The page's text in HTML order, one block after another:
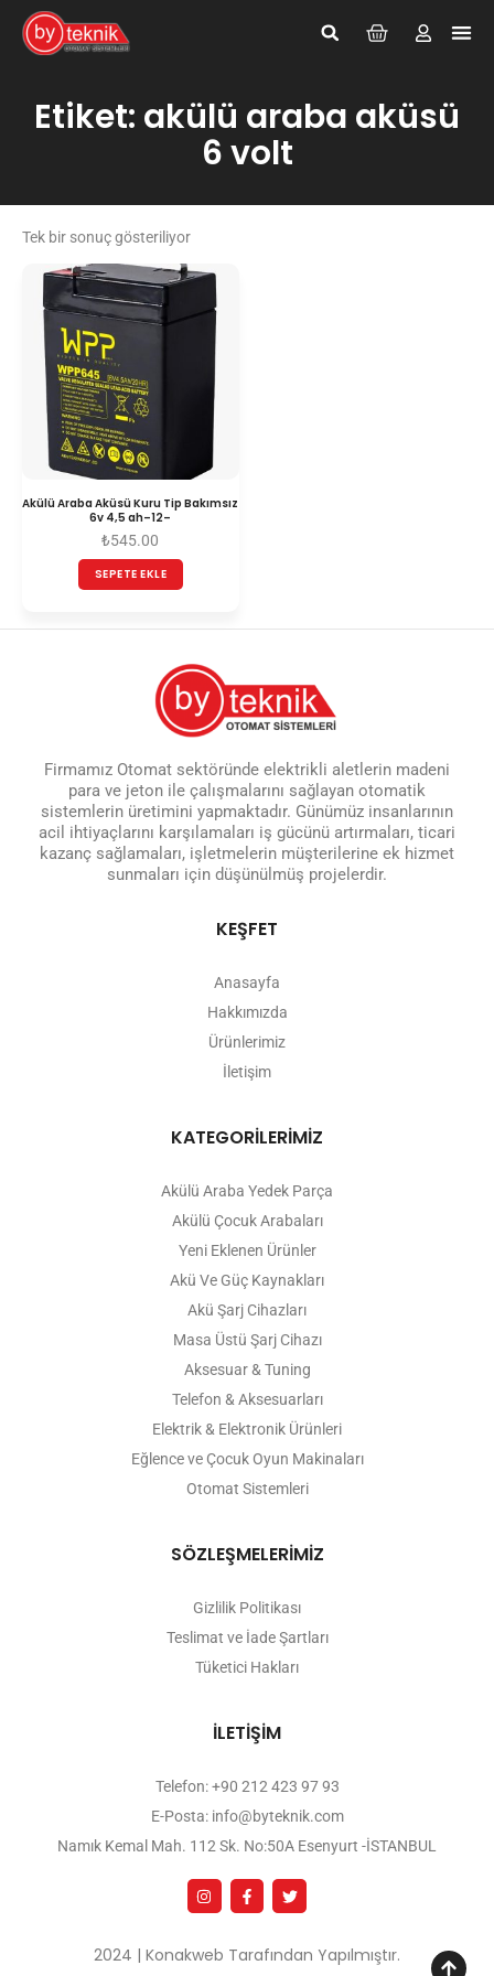
Etiket: akülü araba aküsü
6 volt
Tek bir sonuç gösteriliyor
Akülü Araba Aküsü Kuru Tip Bakımsız
6v 4,5 ah–12–
₺545.00
SEPETE EKLE
Firmamız Otomat sektöründe elektrikli aletlerin madeni
para ve jeton ile çalışmalarını sağlayan otomatik
sistemlerin üretimini yapmaktadır. Günümüz insanlarının
acil ihtiyaçlarını karşılamaları iş gücünü artırmaları, ticari
kazanç sağlamaları, işletmelerin müşterilerine ek hizmet
sunmaları için düşünülmüş projelerdir.
KEŞFET
Anasayfa
Hakkımızda
Ürünlerimiz
İletişim
KATEGORİLERİMİZ
Akülü Araba Yedek Parça
Akülü Çocuk Arabaları
Yeni Eklenen Ürünler
Akü Ve Güç Kaynakları
Akü Şarj Cihazları
Masa Üstü Şarj Cihazı
Aksesuar & Tuning
Telefon & Aksesuarları
Elektrik & Elektronik Ürünleri
Eğlence ve Çocuk Oyun Makinaları
Otomat Sistemleri
SÖZLEŞMELERİMİZ
Gizlilik Politikası
Teslimat ve İade Şartları
Tüketici Hakları
İLETİŞİM
Telefon: +90 212 423 97 93
E-Posta: info@byteknik.com
Namık Kemal Mah. 112 Sk. No:50A Esenyurt -İSTANBUL
2024 | Konakweb Tarafından Yapılmıştır.